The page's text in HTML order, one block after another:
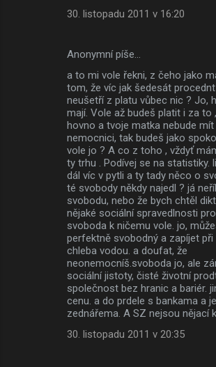
30. listopadu 2011 v 16:20
Anonymní píše…
a to mi vole řekni, z čeho jako
tom, že víc jak šedesát
neušetří z platu vůbec nic ? Jo,
mají. Vole až budeš platit i za to
hovno a tvoje matka nebude
nemocnici, tak budeš jako
vole jo ? A co z toho , vždyť
ty trhu . Podívej se na statistiky.
dál víc v pytli a ty tady něco o
té svobody někdy najedl ? já
svobodu, nebo že bych chtěl
nějaké sociální spravedlnosti
svoboda k ničemu vole. jo,
perfektně svobodný a zapíjet
chleba vodou. a doufat, že
neonemocníš.svoboda jo, ale
sociální jistoty, čisté životní
společnost bez hranic a bariér.
cenu. a do prdele s bankama a
zednářema. A SZ nejsou nějací
30. listopadu 2011 v 20:35